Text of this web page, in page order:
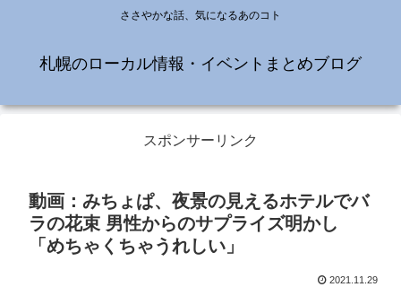
ささやかな話、気になるあのコト
札幌のローカル情報・イベントまとめブログ
スポンサーリンク
動画：みちょぱ、夜景の見えるホテルでバ
ラの花束 男性からのサプライズ明かし
「めちゃくちゃうれしい」
2021.11.29